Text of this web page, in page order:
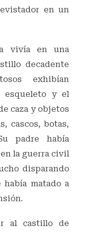
en un
vivía en una
decadente
exhibían
esqueleto y el
caza y objetos
cascos, botas,
padre había
la guerra civil
disparando
había matado a
al castillo de